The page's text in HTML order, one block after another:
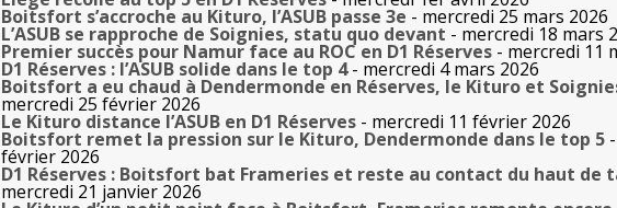
Boitsfort s’accroche au Kituro, l’ASUB passe 3e - mercredi 25 mars 2026
L’ASUB se rapproche de Soignies, statu quo devant - mercredi 18 mars
Premier succès pour Namur face au ROC en D1 Réserves - mercredi 11
D1 Réserves : l’ASUB solide dans le top 4- mercredi 4 mars 2026
Boitsfort a eu chaud à Dendermonde en Réserves, le Kituro et
mercredi 25 février 2026
Le Kituro distance l’ASUB en D1 Réserves - mercredi 11 février 2026
Boitsfort remet la pression sur le Kituro, Dendermonde dans le top 5
février 2026
D1 Réserves : Boitsfort bat Frameries et reste au contact du haut de
mercredi 21 janvier 2026